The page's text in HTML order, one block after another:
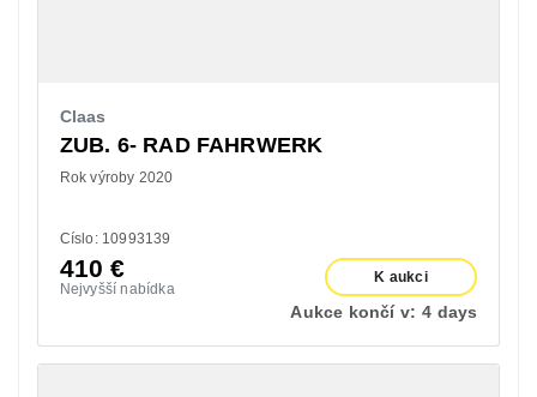
Claas
ZUB. 6- RAD FAHRWERK
Rok výroby 2020
Císlo: 10993139
410€
Nejvyšší nabídka
K aukci
Aukce končí v: 4 days